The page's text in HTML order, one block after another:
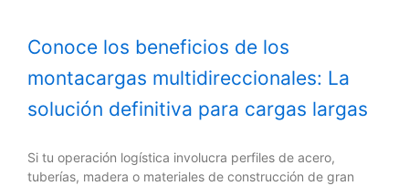
Conoce los beneficios de los
montacargas multidireccionales: La
solución definitiva para cargas largas
Si tu operación logística involucra perfiles de acero,
tuberías, madera o materiales de construcción de gran